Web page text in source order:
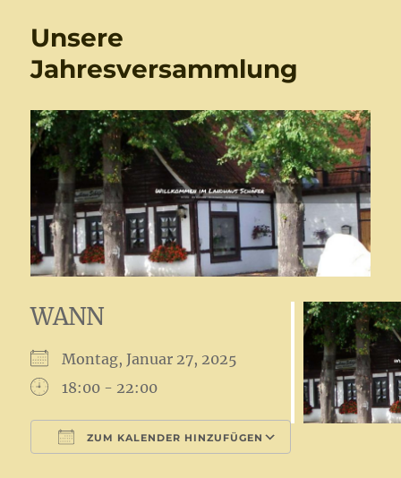
Unsere
Jahresversammlung
WANN
Montag, Januar 27, 2025
18:00 - 22:00
ZUM KALENDER HINZUFÜGEN